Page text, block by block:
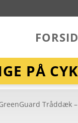
PÅ
Tråddæk –